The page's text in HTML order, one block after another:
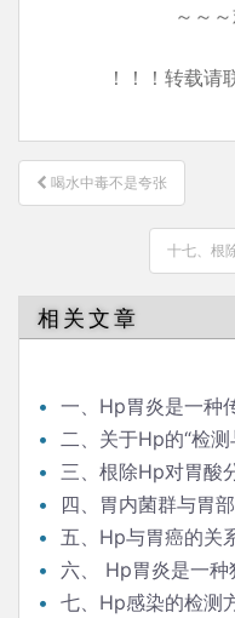
～～
！！！转载请
文
章
喝水中毒不是夸张
十七、根
相关文章
一、Hp胃炎是一种
二、关于Hp的“检测
三、根除Hp对胃酸
四、胃内菌群与胃
五、Hp与胃癌的关
六、 Hp胃炎是一种
七、Hp感染的检测